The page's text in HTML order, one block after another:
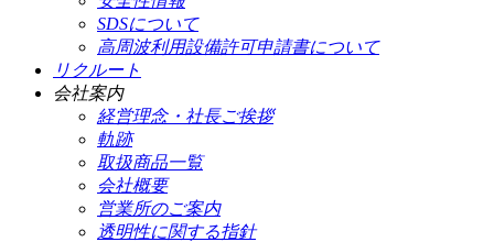
SDSについて
高周波利用設備許可申請書について
リクルート
会社案内
経営理念・社長ご挨拶
軌跡
取扱商品一覧
会社概要
営業所のご案内
透明性に関する指針